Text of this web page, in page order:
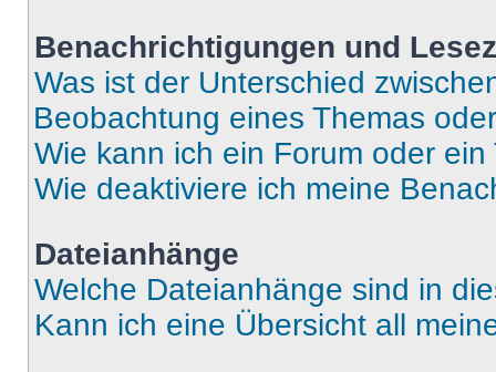
Benachrichtigungen und
Was ist der Unterschied
Beobachtung eines Themas
Wie kann ich ein Forum oder
Wie deaktiviere ich meine
Dateianhänge
Welche Dateianhänge sind in
Kann ich eine Übersicht all